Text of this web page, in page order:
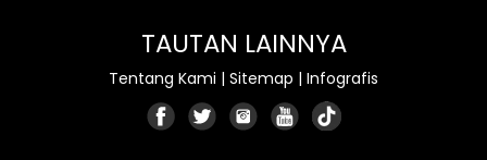
TAUTAN LAINNYA
Tentang Kami | Sitemap | Infografis